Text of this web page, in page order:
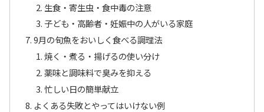
生食・寄生虫・食中毒の注意
子ども・高齢者・妊娠中の人がいる家庭
9月の旬魚をおいしく食べる調理法
焼く・煮る・揚げるの使い分け
薬味と調味料で臭みを抑える
忙しい日の簡単献立
よくある失敗とやってはいけない例